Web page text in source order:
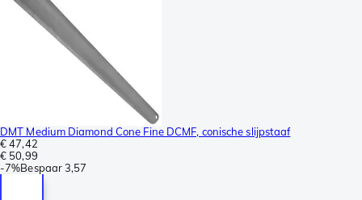
DMT Medium Diamond Cone Fine DCMF, conische slijpstaaf
€ 47,42
€ 50,99
-7%Bespaar3,57